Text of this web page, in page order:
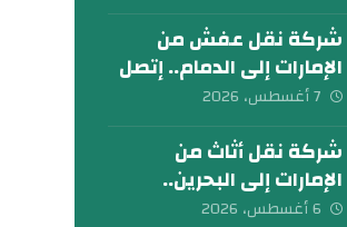
شركة نقل عفش من
الإمارات إلى الدمام.. إتصل
الآن
7 أغسطس، 2026
شركة نقل أثاث من
الإمارات إلى البحرين..
كلمنا الآن
6 أغسطس، 2026